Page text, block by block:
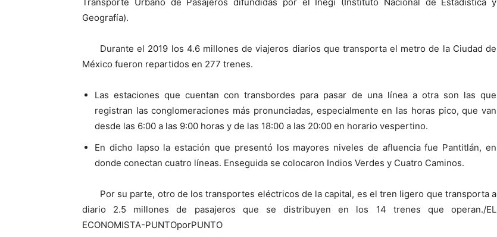
Geografía).
Durante el 2019 los 4.6 millones de viajeros diarios que transporta el metro de la Ciudad de
México fueron repartidos en 277 trenes.
Las estaciones que cuentan con transbordes para pasar de una línea a otra son las que
registran las conglomeraciones más pronunciadas, especialmente en las horas pico, que van
desde las 6:00 a las 9:00 horas y de las 18:00 a las 20:00 en horario vespertino.
En dicho lapso la estación que presentó los mayores niveles de afluencia fue Pantitlán, en
donde conectan cuatro líneas. Enseguida se colocaron Indios Verdes y Cuatro Caminos.
Por su parte, otro de los transportes eléctricos de la capital, es el tren ligero que transporta a
diario 2.5 millones de pasajeros que se distribuyen en los 14 trenes que operan./EL
ECONOMISTA-PUNTOporPUNTO